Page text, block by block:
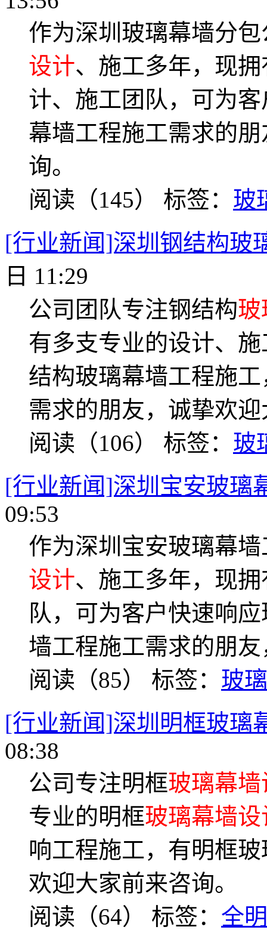
作为深圳玻璃幕墙分
设计、施工多年，现
计、施工团队，可为
幕墙工程施工需求的
询。
阅读（145） 标签： 玻
[行业新闻]深圳钢结构玻
日 11:29
公司团队专注钢结构玻
有多支专业的设计、
结构玻璃幕墙工程施
需求的朋友，诚挚欢
阅读（106） 标签： 玻
[行业新闻]深圳宝安玻璃
09:53
作为深圳宝安玻璃幕
设计、施工多年，现
队，可为客户快速响
墙工程施工需求的朋
阅读（85） 标签： 玻
[行业新闻]深圳明框玻璃
08:38
公司专注明框玻璃幕墙
专业的明框玻璃幕墙设
响工程施工，有明框
欢迎大家前来咨询。
阅读（64） 标签： 全